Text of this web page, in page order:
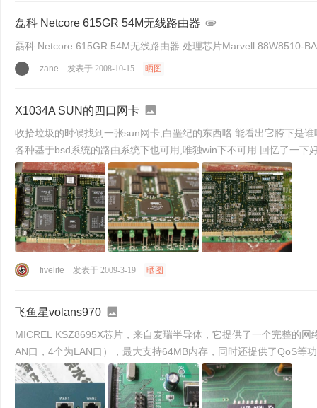
磊科 Netcore 615GR 54M无线路由器
磊科 Netcore 615GR 54M无线路由器 处理芯片Marvell 88W8510-
zane 发表于 2008-10-15 晒图
X1034A SUN的四口网卡
收拾垃圾的时候找到一张sun网卡,白垩纪的东西咯 能看出它胯下是谁吗?光天化日竟作出如此苟且之事,荒唐啊! 看看它的屁股,嗯...很丰满.... 此卡在linux solaris sco unixware下可用,ros 及其
各种基于bsd系统的路由系统下也可用,唯独win下不可用.回忆了一
fivelife 发表于 2009-3-19 晒图
飞鱼星volans970
MICREL KSZ8695X芯片，来自麦瑞半导体，它提供了一个完整的